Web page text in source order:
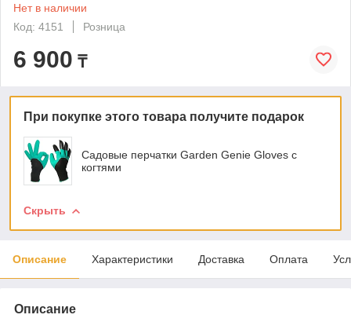
Нет в наличии
Код: 4151
Розница
6 900 ₸
При покупке этого товара получите подарок
Садовые перчатки Garden Genie Gloves с
когтями
Скрыть
Описание Характеристики Доставка Оплата
Описание